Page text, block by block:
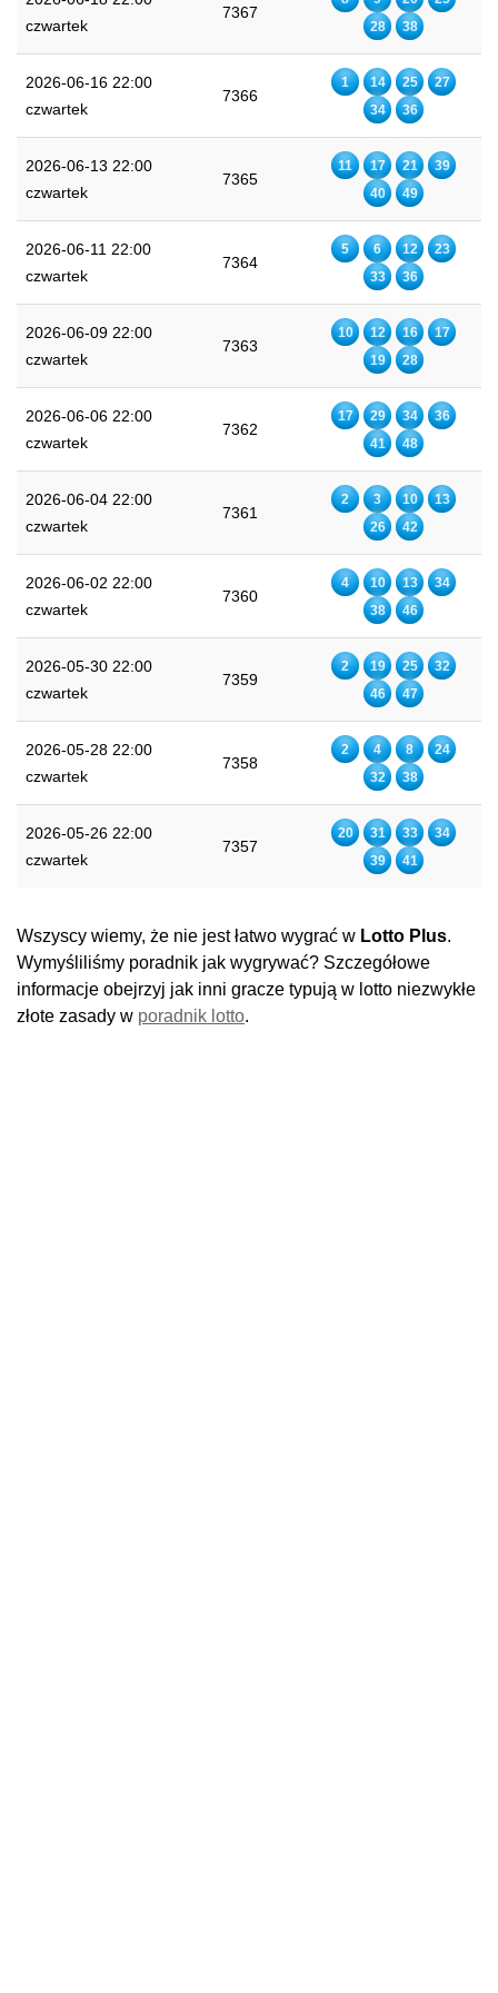
czwartek
7367
28
38
2026-06-16 22:00
czwartek
7366
1 14 25
27
34
36
2026-06-13 22:00
czwartek
7365
11 17 21
39
40
49
2026-06-11 22:00
czwartek
7364
5 6 12
23
33
36
2026-06-09 22:00
czwartek
7363
10 12 16
17
19
28
2026-06-06 22:00
czwartek
7362
17 29 34
36
41
48
2026-06-04 22:00
czwartek
7361
2 3 10
13
26
42
2026-06-02 22:00
czwartek
7360
4 10 13
34
38
46
2026-05-30 22:00
czwartek
7359
2 19 25
32
46
47
2026-05-28 22:00
czwartek
7358
2 4 8
24
32
38
2026-05-26 22:00
czwartek
7357
20 31 33
34
39
41
Wszyscy wiemy, że nie jest łatwo wygrać w Lotto Plus.
Wymyśliliśmy poradnik jak wygrywać? Szczegółowe
informacje obejrzyj jak inni gracze typują w lotto niezwykłe
złote zasady w poradnik lotto.